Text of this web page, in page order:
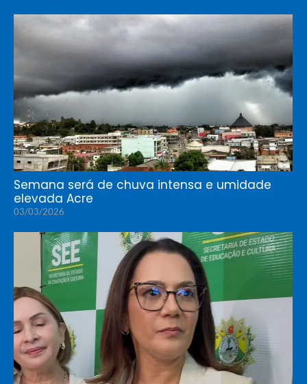
Semana será de chuva intensa e umidade
elevada Acre
03/03/2026